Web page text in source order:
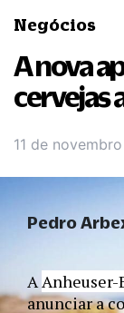
Negócios
A nova
cervejas
11 de
A Anheuser-
Pedro